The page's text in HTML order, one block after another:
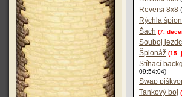
Reversi 8x8 (
Rýchla
Šach (7.
Souboj
Špionáž (15.
Stíhací
09:54:04)
Swap
Tankový boj